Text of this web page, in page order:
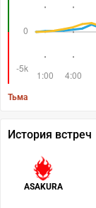
Тьма
История встреч
ASAKURA